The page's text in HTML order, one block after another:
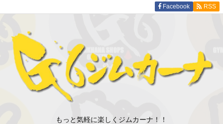
もっと気軽に楽しくジムカーナ！！
Facebook RSS